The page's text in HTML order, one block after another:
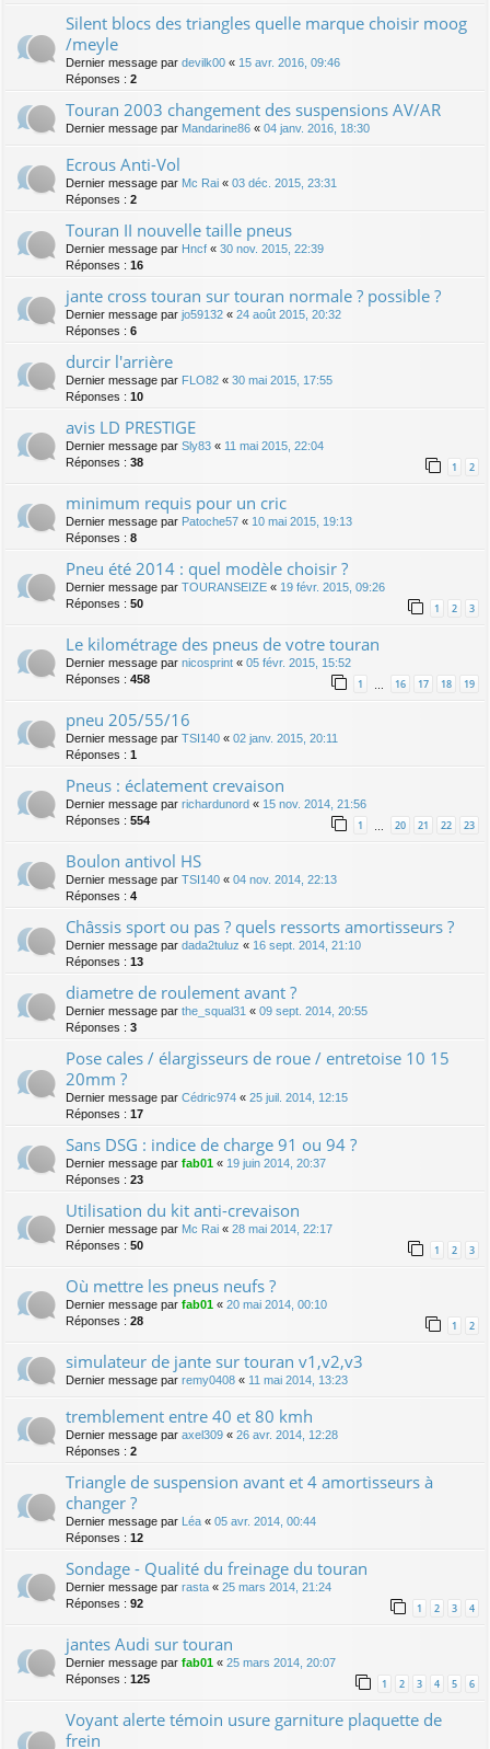
Silent blocs des triangles quelle marque choisir moog
/meyle
Dernier message par devilk00 « 15 avr. 2016, 09:46
Réponses : 2
Touran 2003 changement des suspensions AV/AR
Dernier message par Mandarine86 « 04 janv. 2016, 18:30
Ecrous Anti-Vol
Dernier message par Mc Rai « 03 déc. 2015, 23:31
Réponses : 2
Touran II nouvelle taille pneus
Dernier message par Hncf « 30 nov. 2015, 22:39
Réponses : 16
jante cross touran sur touran normale ? possible ?
Dernier message par jo59132 « 24 août 2015, 20:32
Réponses : 6
durcir l'arrière
Dernier message par FLO82 « 30 mai 2015, 17:55
Réponses : 10
avis LD PRESTIGE
Dernier message par Sly83 « 11 mai 2015, 22:04
Réponses : 38 1 2
minimum requis pour un cric
Dernier message par Patoche57 « 10 mai 2015, 19:13
Réponses : 8
Pneu été 2014 : quel modèle choisir ?
Dernier message par TOURANSEIZE « 19 févr. 2015, 09:26
Réponses : 50 1 2 3
Le kilométrage des pneus de votre touran
Dernier message par nicosprint « 05 févr. 2015, 15:52
Réponses : 458 1 16 17 18 19
pneu 205/55/16
Dernier message par TSI140 « 02 janv. 2015, 20:11
Réponses : 1
Pneus : éclatement crevaison
Dernier message par richardunord « 15 nov. 2014, 21:56
Réponses : 554 1 20 21 22 23
Boulon antivol HS
Dernier message par TSI140 « 04 nov. 2014, 22:13
Réponses : 4
Châssis sport ou pas ? quels ressorts amortisseurs ?
Dernier message par dada2tuluz « 16 sept. 2014, 21:10
Réponses : 13
diametre de roulement avant ?
Dernier message par the_squal31 « 09 sept. 2014, 20:55
Réponses : 3
Pose cales / élargisseurs de roue / entretoise 10 15
20mm ?
Dernier message par Cédric974 « 25 juil. 2014, 12:15
Réponses : 17
Sans DSG : indice de charge 91 ou 94 ?
Dernier message par fab01 « 19 juin 2014, 20:37
Réponses : 23
Utilisation du kit anti-crevaison
Dernier message par Mc Rai « 28 mai 2014, 22:17
Réponses : 50 1 2 3
Où mettre les pneus neufs ?
Dernier message par fab01 « 20 mai 2014, 00:10
Réponses : 28 1 2
simulateur de jante sur touran v1,v2,v3
Dernier message par remy0408 « 11 mai 2014, 13:23
tremblement entre 40 et 80 kmh
Dernier message par axel309 « 26 avr. 2014, 12:28
Réponses : 2
Triangle de suspension avant et 4 amortisseurs à
changer ?
Dernier message par Léa « 05 avr. 2014, 00:44
Réponses : 12
Sondage - Qualité du freinage du touran
Dernier message par rasta « 25 mars 2014, 21:24
Réponses : 92 1 2 3 4
jantes Audi sur touran
Dernier message par fab01 « 25 mars 2014, 20:07
Réponses : 125 1 2 3 4 5 6
Voyant alerte témoin usure garniture plaquette de
frein